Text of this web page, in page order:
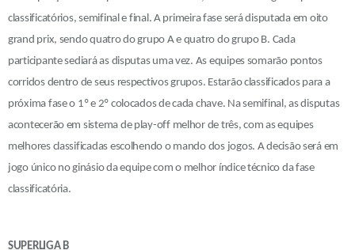
classificatórios, semifinal e final. A primeira fase será disputada em oito
grand prix, sendo quatro do grupo A e quatro do grupo B. Cada
participante sediará as disputas uma vez. As equipes somarão pontos
corridos dentro de seus respectivos grupos. Estarão classificados para a
próxima fase o 1º e 2º colocados de cada chave. Na semifinal, as disputas
acontecerão em sistema de play-off melhor de três, com as equipes
melhores classificadas escolhendo o mando dos jogos. A decisão será em
jogo único no ginásio da equipe com o melhor índice técnico da fase
classificatória.
SUPERLIGA B